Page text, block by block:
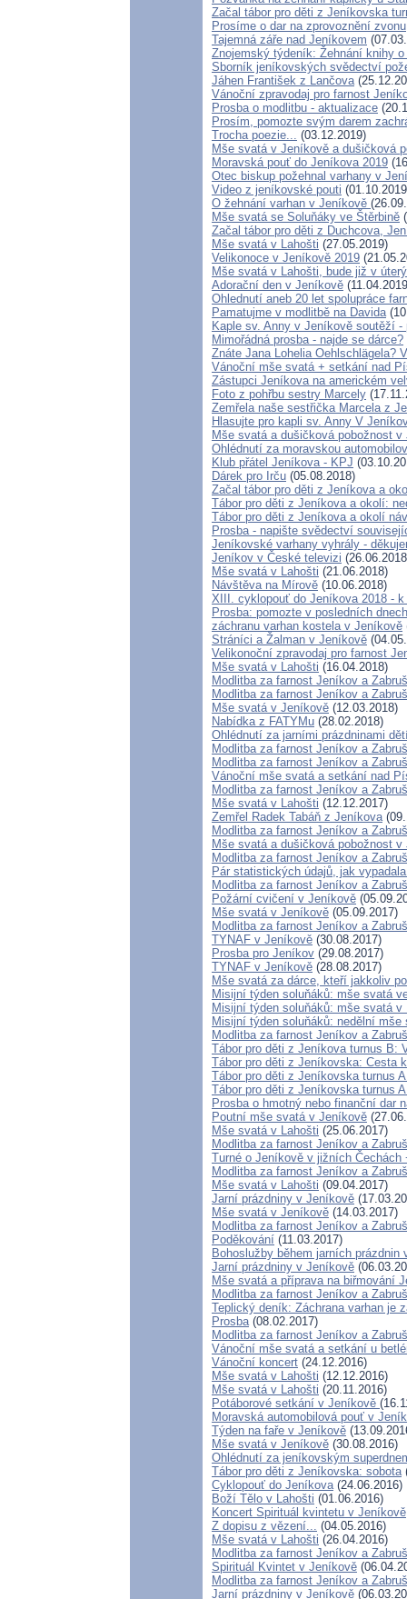
Začal tábor pro děti z Jeníkovska
Prosíme o dar na zprovoznění zvonu
Tajemná záře nad Jeníkovem
Znojemský týdeník: Žehnání knihy
Sborník jeníkovských svědectví
Jáhen František z Lančova
Vánoční zpravodaj pro farnost
Prosba o modlitbu - aktualizace
Prosím, pomozte svým darem
Trocha poezie...
(03.12.2019)
Mše svatá v Jeníkově a dušičková
Moravská pouť do Jeníkova 2019
Otec biskup požehnal varhany v
Video z jeníkovské pouti
O žehnání varhan v Jeníkově
Mše svatá se Soluňáky ve Štěrbině
Začal tábor pro děti z Duchcova,
Mše svatá v Lahošti (27.05.2019)
Velikonoce v Jeníkově 2019
Mše svatá v Lahošti, bude již v úterý
Adorační den v Jeníkově
Ohlednutí aneb 20 let spolupráce
Pamatujme v modlitbě na Davida
Kaple sv. Anny v Jeníkově soutěží
Mimořádná prosba - najde se dárce?
Znáte Jana Lohelia Oehlschlägela?
Vánoční mše svatá + setkání nad
Zástupci Jeníkova na americkém
Foto z pohřbu sestry Marcely
Zemřela naše sestřička Marcela z
Hlasujte pro kapli sv. Anny V
Mše svatá a dušičková pobožnost v
Ohlédnutí za moravskou
Klub přátel Jeníkova - KPJ
Dárek pro Irču (05.08.2018)
Začal tábor pro děti z Jeníkova a
Tábor pro děti z Jeníkova a okolí:
Tábor pro děti z Jeníkova a okolí
Prosba - napište svědectví
Jeníkovské varhany vyhrály -
Jeníkov v České televizi
Mše svatá v Lahošti (21.06.2018)
Návštěva na Mírově (10.06.2018)
XIII. cyklopouť do Jeníkova 2018 -
Prosba: pomozte v posledních
záchranu varhan kostela v Jeníkově
Stráníci a Žalman v Jeníkově
Velikonoční zpravodaj pro farnost
Mše svatá v Lahošti (16.04.2018)
Modlitba za farnost Jeníkov a
Modlitba za farnost Jeníkov a
Mše svatá v Jeníkově (12.03.2018)
Nabídka z FATYMu (28.02.2018)
Ohlédnutí za jarními prázdninami
Modlitba za farnost Jeníkov a
Modlitba za farnost Jeníkov a
Vánoční mše svatá a setkání nad
Modlitba za farnost Jeníkov a
Mše svatá v Lahošti (12.12.2017)
Zemřel Radek Tabáň z Jeníkova
Modlitba za farnost Jeníkov a
Mše svatá a dušičková pobožnost v
Modlitba za farnost Jeníkov a
Pár statistických údajů, jak
Modlitba za farnost Jeníkov a
Požární cvičení v Jeníkově
Mše svatá v Jeníkově (05.09.2017)
Modlitba za farnost Jeníkov a
TYNAF v Jeníkově (30.08.2017)
Prosba pro Jeníkov (29.08.2017)
TYNAF v Jeníkově (28.08.2017)
Mše svatá za dárce, kteří jakkoliv
Misijní týden soluňáků: mše svatá
Misijní týden soluňáků: mše svatá v
Misijní týden soluňáků: nedělní
Modlitba za farnost Jeníkov a
Tábor pro děti z Jeníkova turnus B:
Tábor pro děti z Jeníkovska: Cesta
Tábor pro děti z Jeníkovska turnus
Tábor pro děti z Jeníkovska turnus
Prosba o hmotný nebo finanční dar
Poutní mše svatá v Jeníkově
Mše svatá v Lahošti (25.06.2017)
Modlitba za farnost Jeníkov a
Turné o Jeníkově v jižních Čechách
Modlitba za farnost Jeníkov a
Mše svatá v Lahošti (09.04.2017)
Jarní prázdniny v Jeníkově
Mše svatá v Jeníkově (14.03.2017)
Modlitba za farnost Jeníkov a
Poděkování (11.03.2017)
Bohoslužby během jarních prázdnin
Jarní prázdniny v Jeníkově
Mše svatá a příprava na biřmování
Modlitba za farnost Jeníkov a
Teplický deník: Záchrana varhan je
Prosba (08.02.2017)
Modlitba za farnost Jeníkov a
Vánoční mše svatá a setkání u
Vánoční koncert (24.12.2016)
Mše svatá v Lahošti (12.12.2016)
Mše svatá v Lahošti (20.11.2016)
Potáborové setkání v Jeníkově
Moravská automobilová pouť v
Týden na faře v Jeníkově
Mše svatá v Jeníkově (30.08.2016)
Ohlédnutí za jeníkovským
Tábor pro děti z Jeníkovska: sobota
Cyklopouť do Jeníkova (24.06.2016)
Boží Tělo v Lahošti (01.06.2016)
Koncert Spirituál kvintetu v Jeníkově
Z dopisu z vězení...
(04.05.2016)
Mše svatá v Lahošti (26.04.2016)
Modlitba za farnost Jeníkov a
Spirituál Kvintet v Jeníkově
Modlitba za farnost Jeníkov a
Jarní prázdniny v Jeníkově